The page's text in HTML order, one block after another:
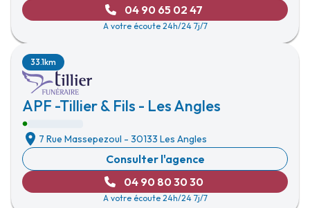
04 90 65 02 47
A votre écoute 24h/24 7j/7
APF -Tillier & Fils - Les Angles
33.1km
7 Rue Massepezoul - 30133 Les Angles
Consulter l'agence
04 90 80 30 30
A votre écoute 24h/24 7j/7